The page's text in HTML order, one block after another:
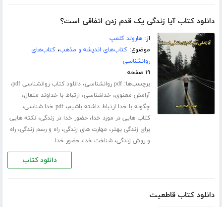
دانلود کتاب آیا زندگی یک قدم زدن اتفاقی است؟
از:هارولد کلمپ
موضوع:کتاب‌های اندیشه و مذهب،کتاب‌های
روانشناسی
۱۹ صفحه
برچسب‌ها:pdf روانشناسی ،دانلود کتاب روانشناسی pdf ،
آرامش معنوی، خداشناسی، ارتباط با خداوند متعال،
چگونه با خدا ارتباط داشته باشیم،pdf خدا شناسی ،
کتاب هایی در مورد خدا،حضور خدا در زندگی،نکته هایی
برای زندگی بهتر، مهارت های زندگی،راه و رسم زندگی،راه
و روش زندگی،شناخت خدا،حضور خدا
دانلود کتاب
دانلود کتاب قاطعیت